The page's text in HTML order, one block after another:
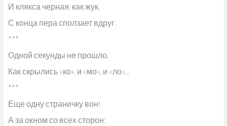
И клякса черная, как жук,
С конца пера сползает вдруг.
***
Одной секунды не прошло,
Как скрылись «ко», и «мо», и «ло»...
***
Еще одну страничку вон!
А за окном со всех сторон: